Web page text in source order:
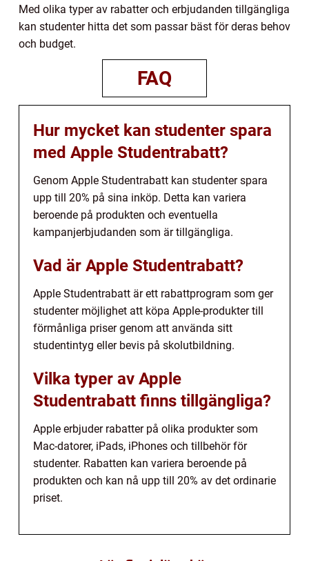
Med olika typer av rabatter och erbjudanden tillgängliga
kan studenter hitta det som passar bäst för deras behov
och budget.
FAQ
Hur mycket kan studenter spara
med Apple Studentrabatt?
Genom Apple Studentrabatt kan studenter spara
upp till 20% på sina inköp. Detta kan variera
beroende på produkten och eventuella
kampanjerbjudanden som är tillgängliga.
Vad är Apple Studentrabatt?
Apple Studentrabatt är ett rabattprogram som ger
studenter möjlighet att köpa Apple-produkter till
förmånliga priser genom att använda sitt
studentintyg eller bevis på skolutbildning.
Vilka typer av Apple
Studentrabatt finns tillgängliga?
Apple erbjuder rabatter på olika produkter som
Mac-datorer, iPads, iPhones och tillbehör för
studenter. Rabatten kan variera beroende på
produkten och kan nå upp till 20% av det ordinarie
priset.